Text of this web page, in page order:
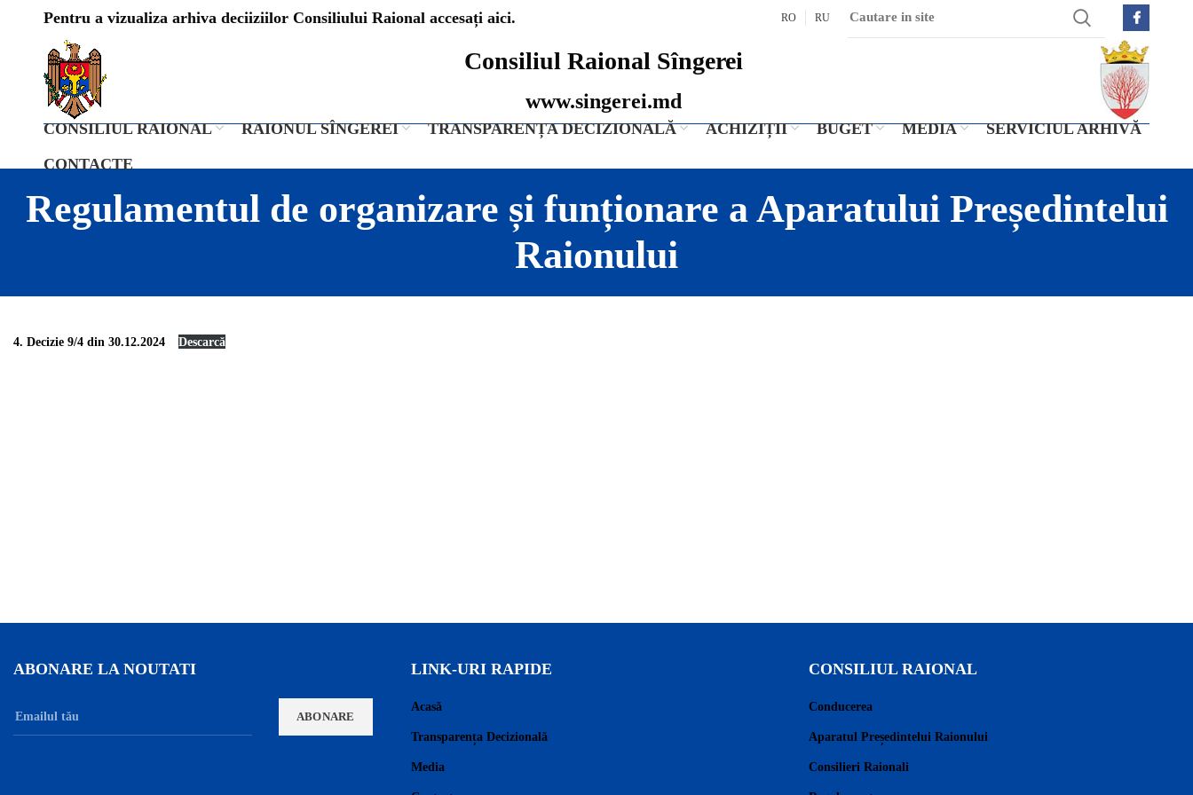
Pentru a vizualiza arhiva deciiziilor Consiliului Raional accesați aici. RO RU
Consiliul Raional Sîngerei
www.singerei.md
CONSILIUL RAIONAL RAIONUL SÎNGEREI TRANSPARENȚA DECIZIONALĂ ACHIZIȚII BUGET MEDIA
SERVICIUL ARHIVĂ
CONTACTE
Regulamentul de organizare și funționare a Aparatului Președintelui
Raionului
4. Decizie 9/4 din 30.12.2024 Descarcă
ABONARE LA NOUTATI LINK-URI RAPIDE
Acasă
Transparența Decizională
Media
CONSILIUL RAIONAL
Conducerea
Aparatul Președintelui Raionului
Consilieri Raionali